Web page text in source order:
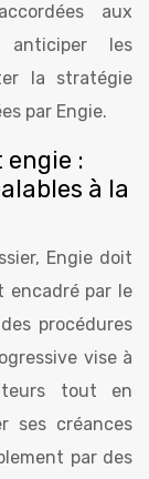
aux
anticiper les
la stratégie
par Engie.
engie :
à la
Engie doit
encadré par le
procédures
vise à
tout en
ses créances
par des